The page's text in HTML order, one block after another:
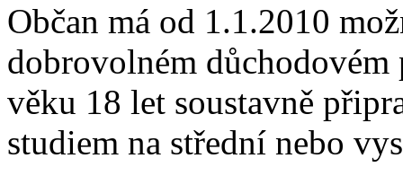
Občan má od 1.1.2010
dobrovolném důchodovém
věku 18 let soustavně
studiem na střední nebo